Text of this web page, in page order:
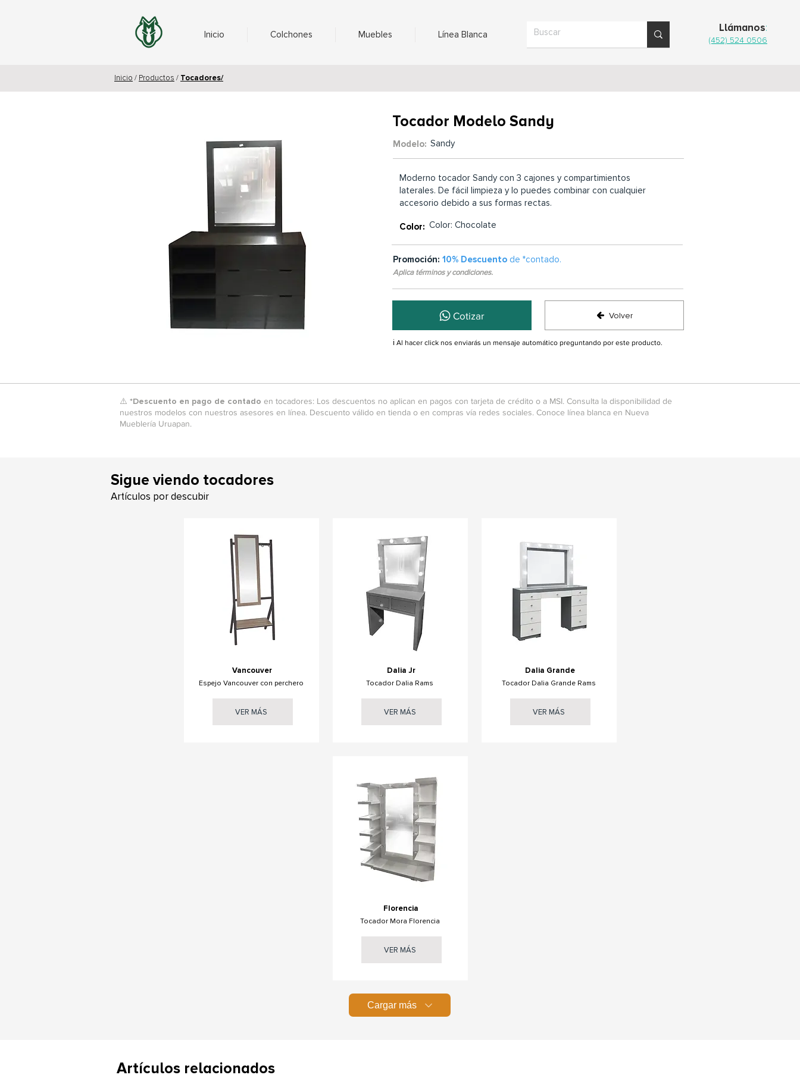
Inicio Colchones Muebles Línea Blanca
Llámanos:
(452) 524 0506
Inicio / Productos / Tocadores/
Tocador Modelo Sandy
Modelo: Sandy
Moderno tocador Sandy con 3 cajones y compartimientos
laterales. De fácil limpieza y lo puedes combinar con cualquier
accesorio debido a sus formas rectas.
Color: Color: Chocolate
Promoción: 10% Descuento de *contado.
Aplica términos y condiciones.
Cotizar Volver
ℹ️ Al hacer click nos enviarás un mensaje automático preguntando por este producto.
⚠️ *Descuento en pago de contado en tocadores: Los descuentos no aplican en pagos con tarjeta de crédito o a MSI. Consulta la disponibilidad de
nuestros modelos con nuestros asesores en línea. Descuento válido en tienda o en compras vía redes sociales. Conoce línea blanca en Nueva
Mueblería Uruapan.
Sigue viendo tocadores
Artículos por descubir
Vancouver
Espejo Vancouver con perchero
VER MÁS
Dalia Jr
Tocador Dalia Rams
VER MÁS
Dalia Grande
Tocador Dalia Grande Rams
VER MÁS
Florencia
Tocador Mora Florencia
VER MÁS
Cargar más
Artículos relacionados